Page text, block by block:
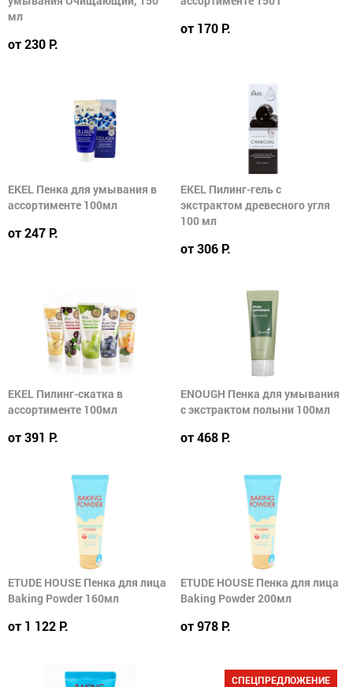
мл
от 230 Р.
от 170 Р.
EKEL Пенка для умывания в
ассортименте 100мл
от 247 Р.
EKEL Пилинг-гель с
экстрактом древесного угля
100 мл
от 306 Р.
EKEL Пилинг-скатка в
ассортименте 100мл
от 391 Р.
ENOUGH Пенка для умывания
с экстрактом полыни 100мл
от 468 Р.
ETUDE HOUSE Пенка для лица
Baking Powder 160мл
от 1 122 Р.
ETUDE HOUSE Пенка для лица
Baking Powder 200мл
от 978 Р.
СПЕЦПРЕДЛОЖЕНИЕ